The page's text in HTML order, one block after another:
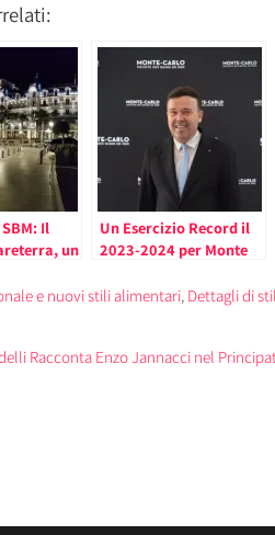
Il
un
fra le
Un Esercizio Record il
2023-2024 per Monte
e nuovi stili alimentari, Dettagli di
Racconta Enzo Jannacci nel